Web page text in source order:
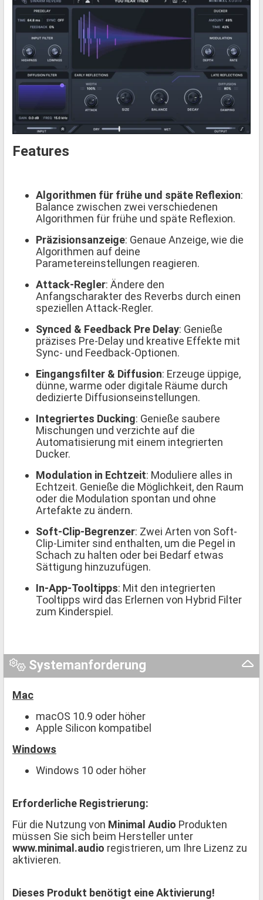
Features
Algorithmen für frühe und späte Reflexion:
Balance zwischen zwei verschiedenen
Algorithmen für frühe und späte Reflexion.
Präzisionsanzeige: Genaue Anzeige, wie die
Algorithmen auf deine
Parametereinstellungen reagieren.
Attack-Regler: Ändere den
Anfangscharakter des Reverbs durch einen
speziellen Attack-Regler.
Synced & Feedback Pre Delay: Genieße
präzises Pre-Delay und kreative Effekte mit
Sync- und Feedback-Optionen.
Eingangsfilter & Diffusion: Erzeuge üppige,
dünne, warme oder digitale Räume durch
dedizierte Diffusionseinstellungen.
Integriertes Ducking: Genieße saubere
Mischungen und verzichte auf die
Automatisierung mit einem integrierten
Ducker.
Modulation in Echtzeit: Moduliere alles in
Echtzeit. Genieße die Möglichkeit, den Raum
oder die Modulation spontan und ohne
Artefakte zu ändern.
Soft-Clip-Begrenzer: Zwei Arten von Soft-
Clip-Limiter sind enthalten, um die Pegel in
Schach zu halten oder bei Bedarf etwas
Sättigung hinzuzufügen.
In-App-Tooltipps: Mit den integrierten
Tooltipps wird das Erlernen von Hybrid Filter
zum Kinderspiel.
Systemanforderung
Mac
macOS 10.9 oder höher
Apple Silicon kompatibel
Windows
Windows 10 oder höher
Erforderliche Registrierung:
Für die Nutzung von Minimal Audio Produkten
müssen Sie sich beim Hersteller unter
www.minimal.audio registrieren, um Ihre Lizenz zu
aktivieren.
Dieses Produkt benötigt eine Aktivierung!